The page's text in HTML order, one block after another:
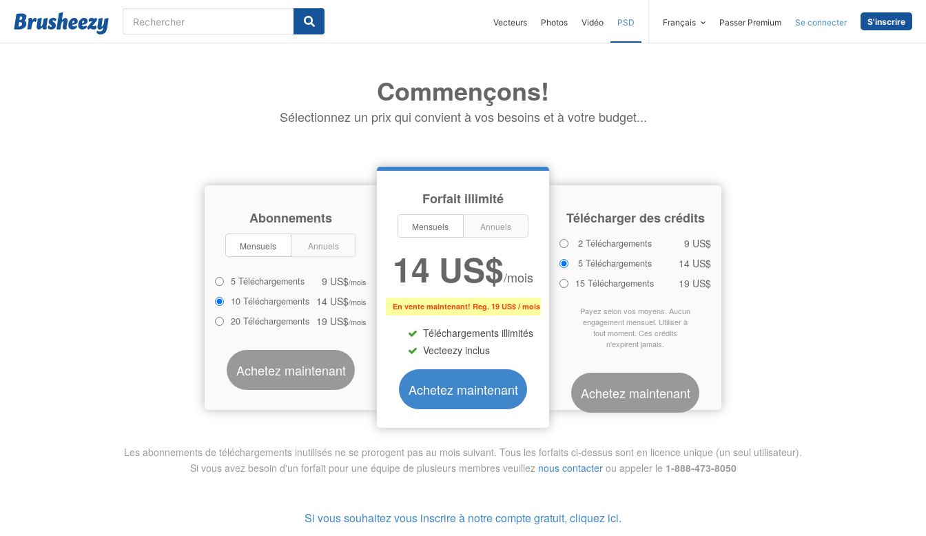
Vecteurs Photos Vidéo PSD Français Passer Premium Se connecter S'inscrire
Commençons!
Sélectionnez un prix qui convient à vos besoins et à votre budget...
Forfait illimité
Mensuels Annuels
14 US$/mois
En vente maintenant! Reg. 19 US$ / mois
Téléchargements illimités
Vecteezy inclus
Achetez maintenant
Abonnements
Mensuels Annuels
5 Téléchargements 9 US$/mois
10 Téléchargements 14 US$/mois
20 Téléchargements 19 US$/mois
Achetez maintenant
Télécharger des crédits
2 Téléchargements 9 US$
5 Téléchargements 14 US$
15 Téléchargements 19 US$
Payez selon vos moyens. Aucun
engagement mensuel. Utiliser à
tout moment. Ces crédits
n'expirent jamais.
Achetez maintenant
Les abonnements de téléchargements inutilisés ne se prorogent pas au mois suivant. Tous les forfaits ci-dessus sont en licence unique (un seul utilisateur).
Si vous avez besoin d'un forfait pour une équipe de plusieurs membres veuillez nous contacterou appeler le 1-888-473-8050
Si vous souhaitez vous inscrire à notre compte gratuit, cliquez ici.